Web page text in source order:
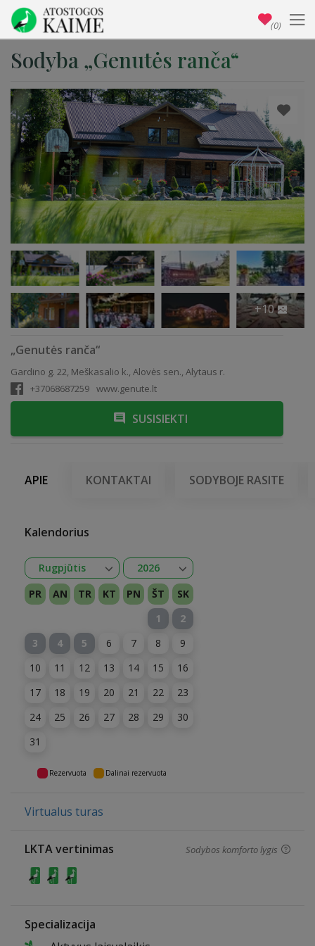
Sodyba „Genutės ranča“
+10
„Genutės ranča“
Gardino g. 22, Meškasalio k., Alovės sen., Alytaus r.
+37068687259 www.genute.lt
SUSISIEKTI
APIE KONTAKTAI SODYBOJE RASITE
Kalendorius
Rugpjūtis
Sausis
Vasaris
Kovas
Balandis
Gegužė
Birželis
Liepa
Rugpjūtis
Rugsėjis
Spalis
Lapkritis
Gruodis
Atidaryti
2026
2026
2027
Atidaryti
PR AN TR KT PN ŠT
SK
1
2
3
4 5 6 7 8
9
10
11 12 13 14 15
16
17
18 19 20 21 22
23
24
25 26 27 28 29
30
31
Rezervuota Dalinai rezervuota
Virtualus turas
LKTA vertinimas Sodybos komforto lygis
Specializacija
(0)